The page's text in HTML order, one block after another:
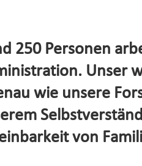
250 Personen
Unser
wie unsere
von